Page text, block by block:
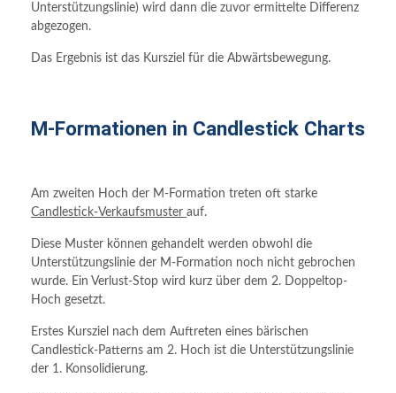
Unterstützungslinie) wird dann die zuvor ermittelte Differenz
abgezogen.
Das Ergebnis ist das Kursziel für die Abwärtsbewegung.
M-Formationen in Candlestick Charts
Am zweiten Hoch der M-Formation treten oft starke
Candlestick-Verkaufsmuster auf.
Diese Muster können gehandelt werden obwohl die
Unterstützungslinie der M-Formation noch nicht gebrochen
wurde. Ein Verlust-Stop wird kurz über dem 2. Doppeltop-
Hoch gesetzt.
Erstes Kursziel nach dem Auftreten eines bärischen
Candlestick-Patterns am 2. Hoch ist die Unterstützungslinie
der 1. Konsolidierung.